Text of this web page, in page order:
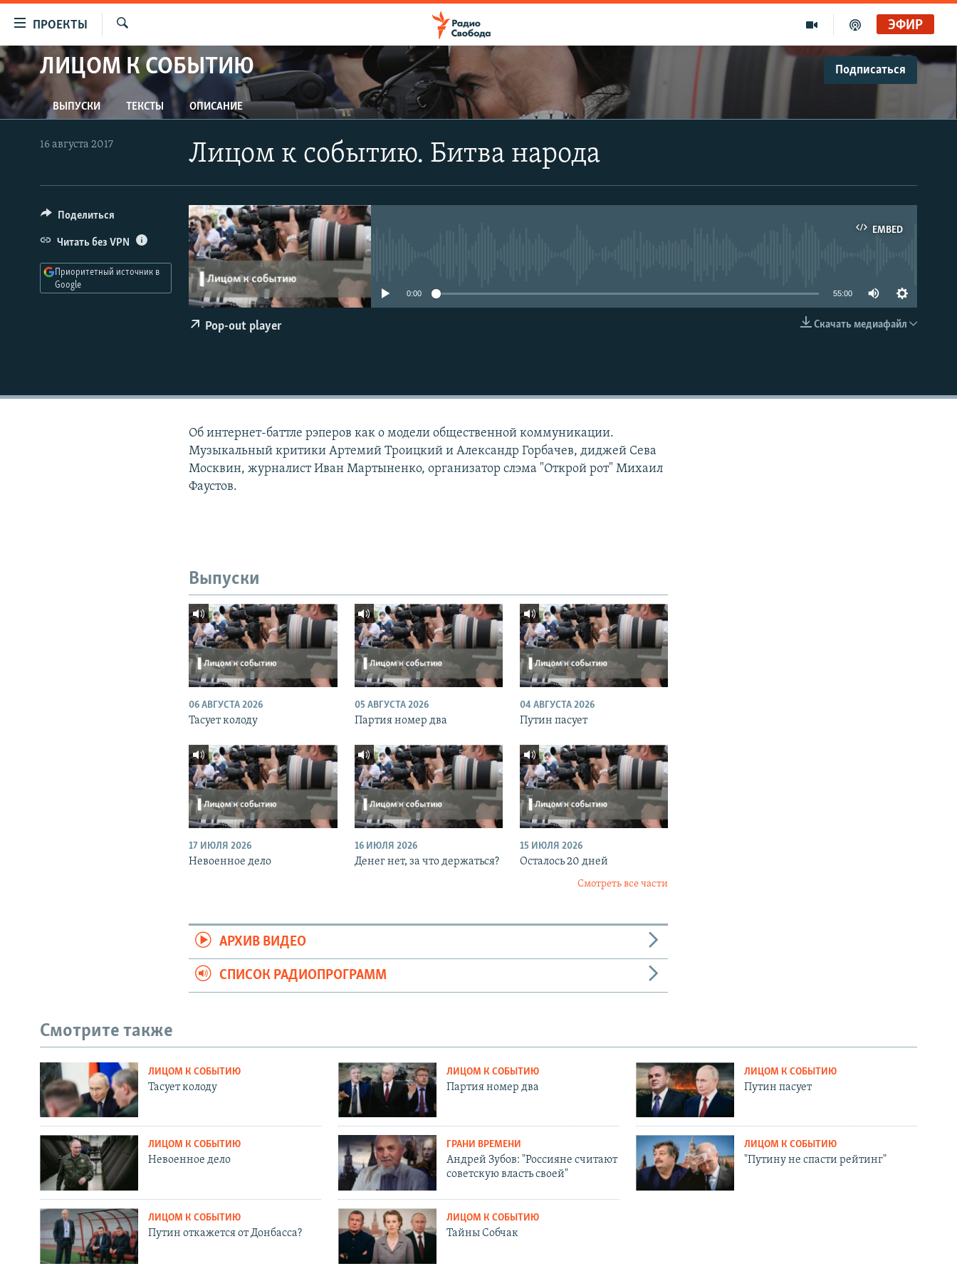
упрощенного
доступа
Вернуться
к
основному
главной
Вернутся
ПРОЕКТЫ
ПРОГРАММЫ
ПОДКАСТЫ
АВТОРСКИЕ ПРОЕКТЫ
ЦИТАТЫ СВОБОДЫ
IDEL.РЕАЛИИ
КАВКАЗ.РЕАЛИИ
СЕВЕР.РЕАЛИИ
СИБИРЬ.РЕАЛИИ
Искать
ЭФИР
ЛИЦОМ К СОБЫТИЮ Подписаться
ВЫПУСКИ ТЕКСТЫ ОПИСАНИЕ
Лицом к событию. Битва народа
16 августа 2017
EMBED
EMBED
0:00 55:00
Скачать медиафайл
Pop-out player
Поделиться
Читать без VPN
Приоритетный источник в
Google
Об интернет-баттле рэперов как о модели общественной коммуникации.
Музыкальный критики Артемий Троицкий и Александр Горбачев, диджей Сева
Москвин, журналист Иван Мартыненко, организатор слэма "Открой рот" Михаил
Фаустов.
Выпуски
06 АВГУСТА 2026
Тасует колоду
05 АВГУСТА 2026
Партия номер два
04 АВГУСТА 2026
Путин пасует
17 ИЮЛЯ 2026
Невоенное дело
16 ИЮЛЯ 2026
Денег нет, за что держаться?
15 ИЮЛЯ 2026
Осталось 20 дней
Смотреть все части
АРХИВ ВИДЕО
СПИСОК РАДИОПРОГРАММ
Смотрите также
ЛИЦОМ К СОБЫТИЮ
Тасует колоду
ЛИЦОМ К СОБЫТИЮ
Партия номер два
ЛИЦОМ К СОБЫТИЮ
Путин пасует
ЛИЦОМ К СОБЫТИЮ
Невоенное дело
ГРАНИ ВРЕМЕНИ
Андрей Зубов: "Россияне считают
советскую власть своей"
ЛИЦОМ К СОБЫТИЮ
"Путину не спасти рейтинг"
ЛИЦОМ К СОБЫТИЮ
Путин откажется от Донбасса?
ЛИЦОМ К СОБЫТИЮ
Тайны Собчак